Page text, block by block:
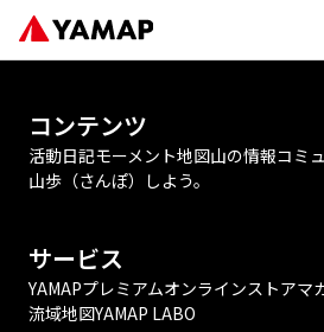
コンテンツ
活動日記モーメント地図山の情報コミ
山歩（さんぽ）しよう。
サービス
YAMAPプレミアムオンラインストアマ
流域地図YAMAP LABO